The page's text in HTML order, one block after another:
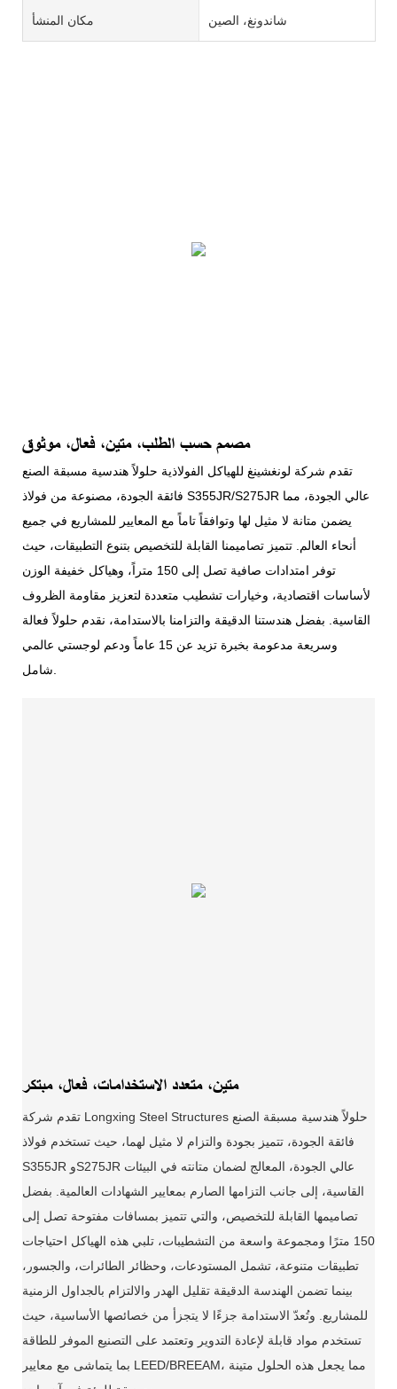
مكان المنشأ شاندونغ، الصين
مصمم حسب الطلب، متين، فعال، موثوق
تقدم شركة لونغشينغ للهياكل الفولاذية حلولاً هندسية مسبقة الصنع
فائقة الجودة، مصنوعة من فولاذ S355JR/S275JR عالي الجودة، مما
يضمن متانة لا مثيل لها وتوافقاً تاماً مع المعايير للمشاريع في جميع
أنحاء العالم. تتميز تصاميمنا القابلة للتخصيص بتنوع التطبيقات، حيث
توفر امتدادات صافية تصل إلى 150 متراً، وهياكل خفيفة الوزن
لأساسات اقتصادية، وخيارات تشطيب متعددة لتعزيز مقاومة الظروف
القاسية. بفضل هندستنا الدقيقة والتزامنا بالاستدامة، نقدم حلولاً فعالة
وسريعة مدعومة بخبرة تزيد عن 15 عاماً ودعم لوجستي عالمي
متين، متعدد الاستخدامات، فعال، مبتكر
تقدم شركة Longxing Steel Structures حلولاً هندسية مسبقة الصنع
فائقة الجودة، تتميز بجودة والتزام لا مثيل لهما، حيث تستخدم فولاذ
S355JR وS275JR عالي الجودة، المعالج لضمان متانته في البيئات
القاسية، إلى جانب التزامها الصارم بمعايير الشهادات العالمية. بفضل
تصاميمها القابلة للتخصيص، والتي تتميز بمسافات مفتوحة تصل إلى
150 مترًا ومجموعة واسعة من التشطيبات، تلبي هذه الهياكل احتياجات
تطبيقات متنوعة، تشمل المستودعات، وحظائر الطائرات، والجسور،
بينما تضمن الهندسة الدقيقة تقليل الهدر والالتزام بالجداول الزمنية
للمشاريع. وتُعدّ الاستدامة جزءًا لا يتجزأ من خصائصها الأساسية، حيث
تستخدم مواد قابلة لإعادة التدوير وتعتمد على التصنيع الموفر للطاقة
بما يتماشى مع معايير LEED/BREEAM، مما يجعل هذه الحلول متينة